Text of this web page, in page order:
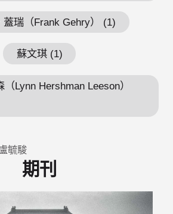
蓋瑞（Frank Gehry） (1)
蘇文琪 (1)
Lynn Hershman Leeson）
毓駿
期刊